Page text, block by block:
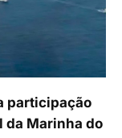
participação
da Marinha do